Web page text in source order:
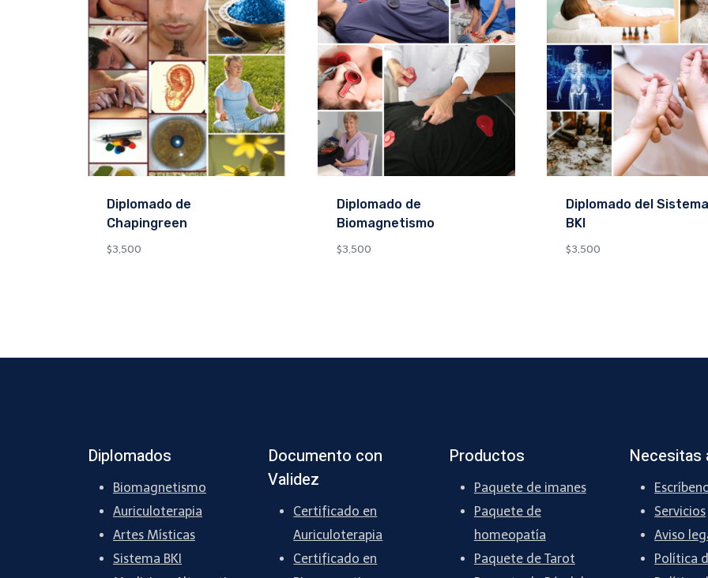
Diplomado de
Chapingreen
$3,500
Diplomado de
Biomagnetismo
$3,500
Diplomado del Sistema
BKI
$3,500
Diplomados
Biomagnetismo
Auriculoterapia
Artes Místicas
Sistema BKI
Documento con
Validez
Certificado en
Auriculoterapia
Certificado en
Productos
Paquete de imanes
Paquete de
homeopatía
Paquete de Tarot
Necesitas
Servicios
Aviso
Política